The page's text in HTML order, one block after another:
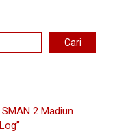
Cari
2 Madiun